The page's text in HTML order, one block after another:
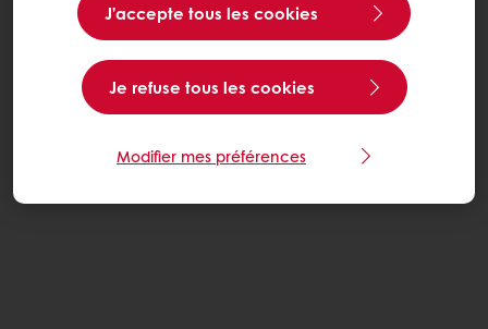
J’accepte tous les cookies
Je refuse tous les cookies
Modifier mes préférences